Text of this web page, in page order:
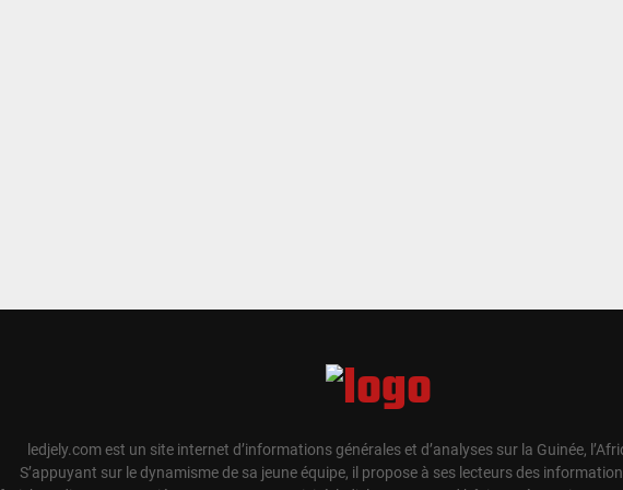
ledjely.com est un site internet d’informations générales et d’analyses sur la Guinée,
S’appuyant sur le dynamisme de sa jeune équipe, il propose à ses lecteurs des